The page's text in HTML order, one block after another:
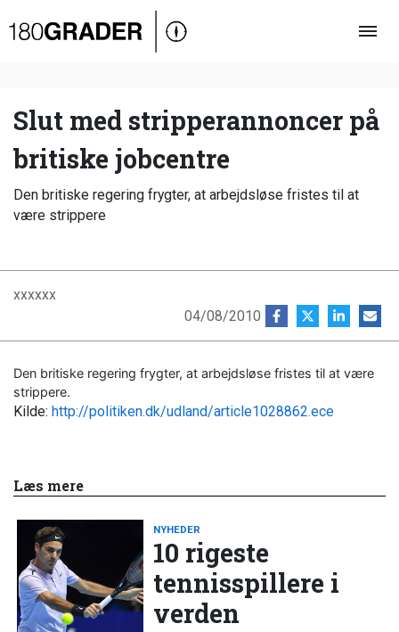
Oversigt
Debat
Video
Podcast
Slut med stripperannoncer på
britiske jobcentre
Den britiske regering frygter, at arbejdsløse fristes til at
være strippere
xxxxxx
04/08/2010
Den britiske regering frygter, at arbejdsløse fristes til at være
strippere.
Kilde: http://politiken.dk/udland/article1028862.ece
Læs mere
NYHEDER
10 rigeste
tennisspillere i
verden